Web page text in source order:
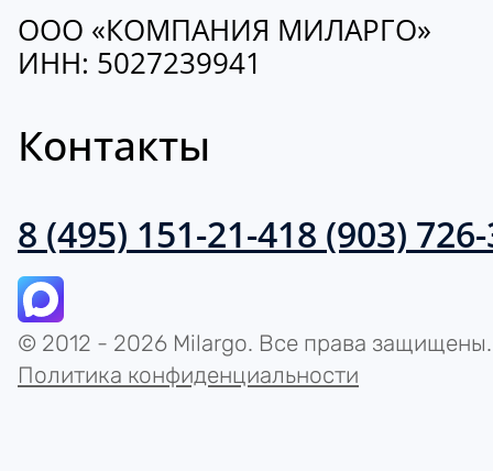
ООО «КОМПАНИЯ МИЛАРГО»
ИНН: 5027239941
Контакты
8 (495) 151-21-418 (903)
© 2012 - 2026 Milargo. Все права защищены.
Политика конфиденциальности